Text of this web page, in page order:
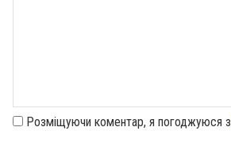
Розміщуючи коментар, я погоджуюся з